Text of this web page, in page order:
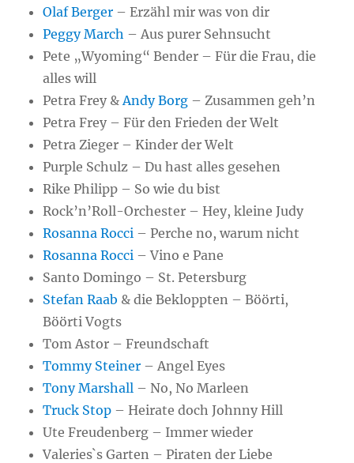
Olaf Berger – Erzähl mir was von dir
Peggy March – Aus purer Sehnsucht
Pete „Wyoming“ Bender – Für die Frau, die
alles will
Petra Frey &Andy Borg – Zusammen geh’n
Petra Frey – Für den Frieden der Welt
Petra Zieger – Kinder der Welt
Purple Schulz – Du hast alles gesehen
Rike Philipp – So wie du bist
Rock’n’Roll-Orchester – Hey, kleine Judy
Rosanna Rocci – Perche no, warum nicht
Rosanna Rocci – Vino e Pane
Santo Domingo – St. Petersburg
Stefan Raab & die Bekloppten – Böörti,
Böörti Vogts
Tom Astor – Freundschaft
Tommy Steiner – Angel Eyes
Tony Marshall – No, No Marleen
Truck Stop – Heirate doch Johnny Hill
Ute Freudenberg – Immer wieder
Valeries`s Garten – Piraten der Liebe